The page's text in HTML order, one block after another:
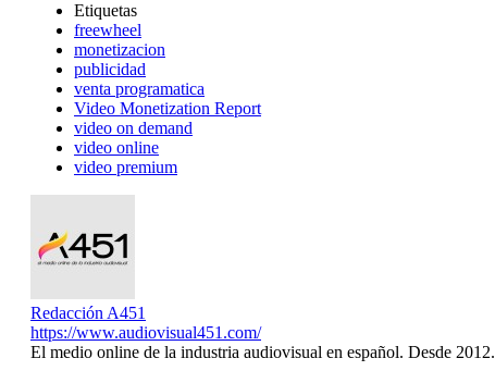
Etiquetas
freewheel
monetizacion
publicidad
venta programatica
Video Monetization Report
video on demand
video online
video premium
Redacción A451
https://www.audiovisual451.com/
El medio online de la industria audiovisual en español. Desde 2012.